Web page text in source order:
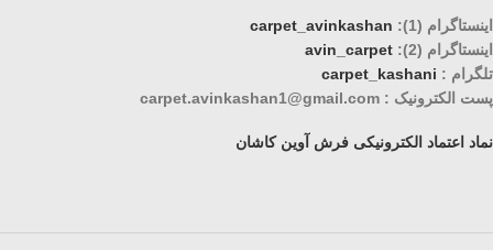
اینستاگرام (1):
carpet_avinkashan
اینستاگرام (2):
avin_carpet
تلگرام : carpet_kashani
پست الکترونیک : carpet.avinkashan1@gmail.com
نماد اعتماد الکترونیکی فرش آوین کاشان